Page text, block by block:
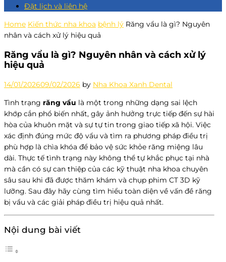
Đặt lịch và liên hệ
Home Kiến thức nha khoa bệnh lý Răng vẩu là gì? Nguyên
nhân và cách xử lý hiệu quả
Răng vẩu là gì? Nguyên nhân và cách xử lý
hiệu quả
14/01/202609/02/2026 by Nha Khoa Xanh Dental
Tình trạng răng vẩu là một trong những dạng sai lệch
khớp cắn phổ biến nhất, gây ảnh hưởng trực tiếp đến sự hài
hòa của khuôn mặt và sự tự tin trong giao tiếp xã hội. Việc
xác định đúng mức độ vẩu và tìm ra phương pháp điều trị
phù hợp là chìa khóa để bảo vệ sức khỏe răng miệng lâu
dài. Thực tế tình trạng này không thể tự khắc phục tại nhà
mà cần có sự can thiệp của các kỹ thuật nha khoa chuyên
sâu sau khi đã được thăm khám và chụp phim CT 3D kỹ
lưỡng. Sau đây hãy cùng tìm hiểu toàn diện về vấn đề răng
bị vẩu và các giải pháp điều trị hiệu quả nhất.
Nội dung bài viết